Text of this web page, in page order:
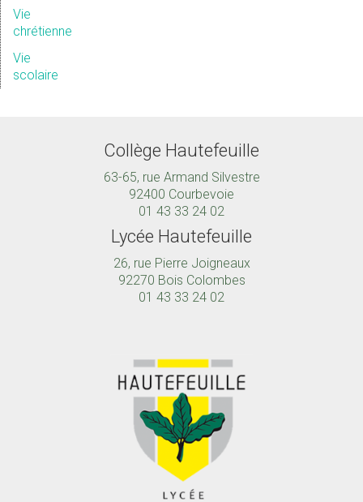
Vie
chrétienne
Vie
scolaire
Collège Hautefeuille
63-65, rue Armand Silvestre
92400 Courbevoie
01 43 33 24 02
Lycée Hautefeuille
26, rue Pierre Joigneaux
92270 Bois Colombes
01 43 33 24 02